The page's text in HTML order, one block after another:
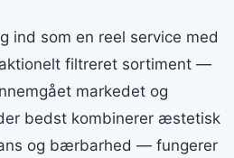
ind som en reel service med
filtreret sortiment —
markedet og
bedst kombinerer æstetisk
og bærbarhed — fungerer